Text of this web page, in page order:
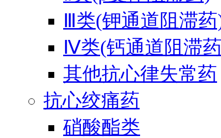
Ⅲ类(钾通道阻滞
Ⅳ类(钙通道阻滞
其他抗心律失常药
抗心绞痛药
硝酸酯类